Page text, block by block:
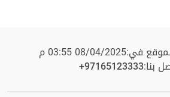
في:08/04/2025 03:55 م
بنا:+97165123333​